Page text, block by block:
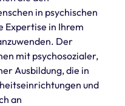
in psychischen
Expertise in Ihrem
Der
mit psychosozialer,
Ausbildung, die in
und
an